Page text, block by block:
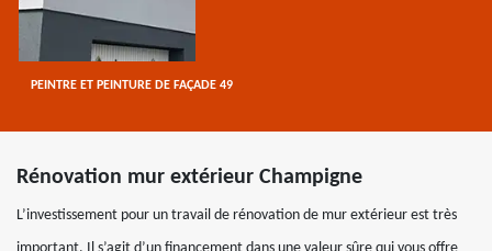
PEINTRE ET PEINTURE DE FAÇADE 49
Rénovation mur extérieur Champigne
L’investissement pour un travail de rénovation de mur extérieur est très